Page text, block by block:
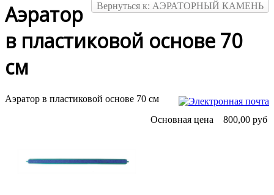
Вернуться к: АЭРАТОРНЫЙ КАМЕНЬ
Аэратор
в пластиковой основе 70
см
Аэратор в пластиковой основе 70 см
Основная цена
800,00 руб